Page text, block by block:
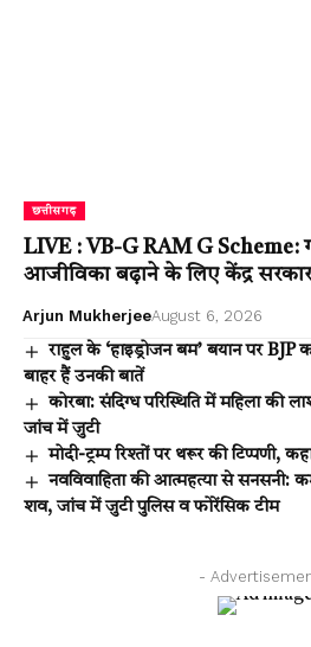
छत्तीसगढ़
LIVE : VB-G RAM G Scheme:
आजीविका बढ़ाने के लिए केंद्र
Arjun MukherjeeAugust 6, 2026
राहुल के ‘हाइड्रोजन बम’ बयान पर
बाहर हैं उनकी बातें
कोरबा: संदिग्ध परिस्थिति में महिला की
जांच में जुटी
मोदी-ट्रम्प रिश्तों पर थरूर की टिप्पणी,
नवविवाहिता की आत्महत्या से सनसनी:
शव, जांच में जुटी पुलिस व फोरेंसिक टीम
-